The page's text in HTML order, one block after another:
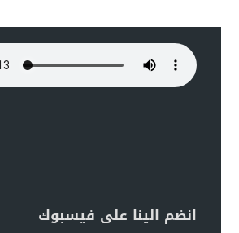
انضم الينا على فيسبوك